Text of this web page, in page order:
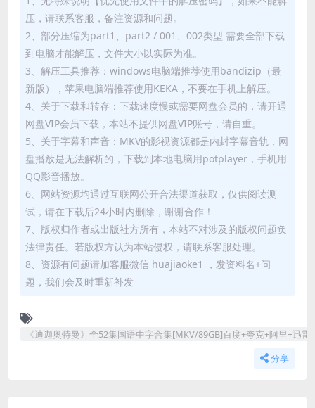
压，请联系客服，备注资源和问题。
2、部分压缩为part1、part2 / 001、002类型 需要全部下载
到电脑才能解压，文件大小以实际为准。
3、解压工具推荐：windows电脑端推荐使用bandizip（最
新版），苹果电脑端推荐使用KEKA，不要在手机上解压。
4、关于下载和转存：下载速度慢或需要网盘会员的，请开通
网盘VIP会员下载，本站不提供网盘VIP账号，请自重。
5、关于字幕和声音：MKV的影视资源都是内封字幕音轨，网
盘播放是无法解析的，下载到本地电脑用potplayer，手机用
QQ影音播放。
6、网站资源均通过互联网公开合法渠道获取，仅供阅读测
试，请在下载后24小时内删除，谢谢合作！
7、版权归作者或出版社方所有，本站不对涉及的版权问题负
法律责任。若版权方认为本站侵权，请联系客服处理。
8、资源有问题请加客服微信 huajiaoke1 ，发资料名+问
题，我们会及时重新补发
《迪迦奥特曼》全52集国语中字合集[MKV/89GB]百度+夸克+阿里+迅雷
分享